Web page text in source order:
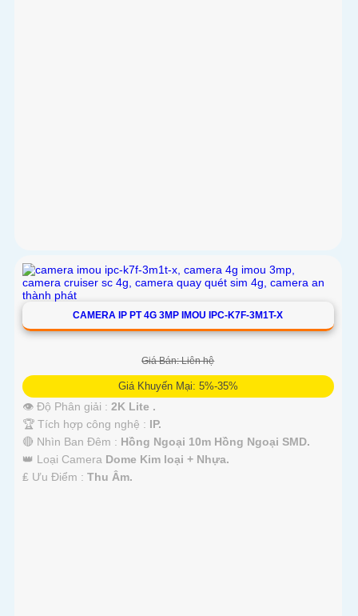
CAMERA IP PT 4G 3MP IMOU IPC-K7F-3M1T-X
Giá Bán: Liên hệ
Giá Khuyến Mại: 5%-35%
👁 Độ Phân giải : 2K Lite .
🏆 Tích hợp công nghệ : IP.
🔴 Nhìn Ban Đêm : Hồng Ngoại 10m Hồng Ngoại SMD.
👑 Loại Camera Dome Kim loại + Nhựa.
️₤ Ưu Điểm : Thu Âm.